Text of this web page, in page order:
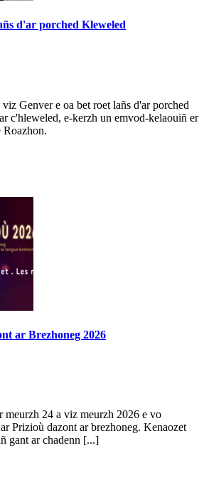
d'ar porched Kleweled
Genver e oa bet roet lañs d'ar porched
c'hleweled, e-kerzh un emvod-kelaouiñ er
ar Brezhoneg 2026
meurzh 24 a viz meurzh 2026 e vo
Prizioù dazont ar brezhoneg. Kenaozet
gant ar chadenn [...]